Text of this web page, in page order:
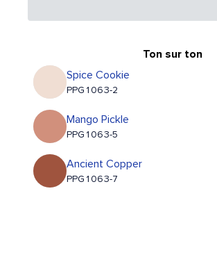
Ton sur ton
Spice Cookie
PPG1063-2
Mango Pickle
PPG1063-5
Ancient Copper
PPG1063-7